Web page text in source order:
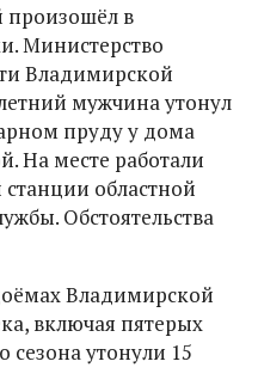
произошёл в
Министерство
Владимирской
мужчина утонул
пруду у дома
На месте работали
областной
Обстоятельства
Владимирской
включая пятерых
сезона утонули 15